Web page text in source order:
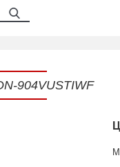
904VUSTIWF